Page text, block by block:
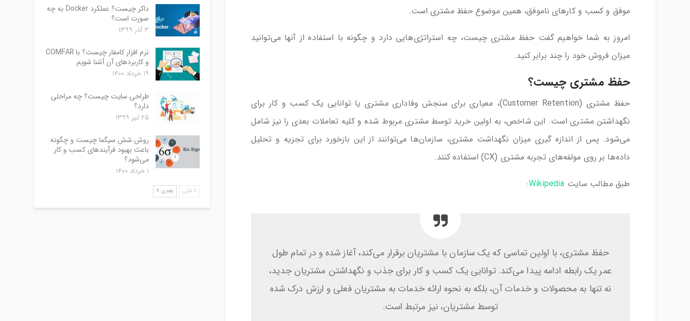
موفق و کسب و کارهای ناموفق، همین موضوع حفظ مشتری است.
امروز به شما خواهیم گفت حفظ مشتری چیست، چه استراتژی‌هایی دارد و چگونه با استفاده از آنها می‌توانید
میزان فروش خود را چند برابر کنید.
حفظ مشتری چیست؟
حفظ مشتری (Customer Retention)، معیاری برای سنجش وفاداری مشتری یا توانایی یک کسب و کار برای
نگهداشتن مشتری است. این شاخص، به اولین خرید توسط مشتری مربوط شده و کلیه تعاملات بعدی را نیز شامل
می‌شود. پس از اندازه گیری میزان نگهداشت مشتری، سازمان‌ها می‌توانند از این بازخورد برای تجزیه و تحلیل
داده‌ها بر روی مولفه‌های تجربه مشتری (CX) استفاده کنند.
طبق مطالب سایت Wikipedia
:
حفظ مشتری، با اولین تماسی که یک سازمان با مشتریان برقرار می‌کند، آغاز شده و در تمام طول
عمر یک رابطه ادامه پیدا می‌کند. توانایی یک کسب و کار برای جذب و نگهداشتن مشتریان جدید،
نه تنها به محصولات و خدمات آن، بلکه به نحوه ارائه خدمات به مشتریان فعلی و ارزش درک شده
توسط مشتریان، نیز مرتبط است.
داکر چیست؟ عملکرد Docker به چه
صورت است؟
۳ آذر ۱۳۹۹
نرم افزار کامفار چیست؟ با COMFAR
و کاربردهای آن آشنا شویم
۱۹ خرداد ۱۴۰۰
طراحی سایت چیست؟ چه مراحلی
دارد؟
۲۵ تیر ۱۳۹۹
روش شش سیگما چیست و چگونه
باعث بهبود فرآیندهای کسب و کار
می‌شود؟
۱ خرداد ۱۴۰۰
قبلی بعدی